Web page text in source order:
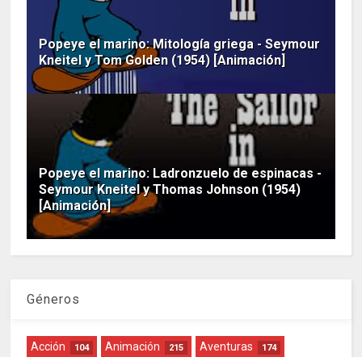
Popeye el marino: Mitología griega - Seymour
Kneitel y Tom Golden (1954) [Animación]
Popeye el marino: Ladronzuelo de espinacas -
Seymour Kneitel y Thomas Johnson (1954)
[Animación]
Géneros
Acción 104 Animación 215 Aventuras 174